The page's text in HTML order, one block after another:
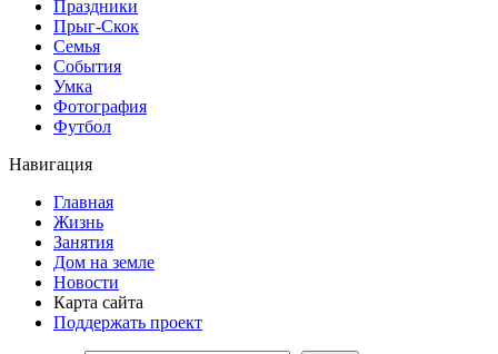
Праздники
Прыг-Скок
Семья
События
Умка
Фотография
Футбол
Навигация
Главная
Жизнь
Занятия
Дом на земле
Новости
Карта сайта
Поддержать проект